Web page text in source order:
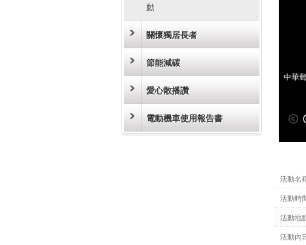
動
關懷獨居長者
節能減碳
愛心散播讚
電動機車使用報告書
中華
中華
活動名
活動時
活動地
活動內